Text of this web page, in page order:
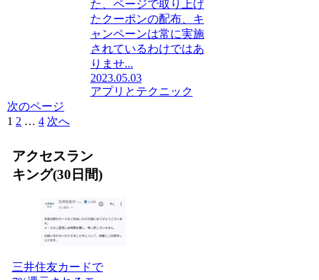
た、ページで取り上げ
たクーポンの配布、キ
ャンペーンは常に実施
されているわけではあ
りませ...
2023.05.03
アプリとテクニック
次のページ
1 2 … 4 次へ
アクセスラン
キング(30日間)
三井住友カードで